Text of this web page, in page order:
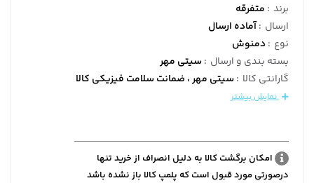
برند : متفرقه
ارسال :آماده ارسال
نوع :دمنوش
بسته بندی و ارسال :سیتی مهر
گارانتی کالا :سیتی مهر ، ضمانت سلامت فیزیکی کالا
نمایش بیشتر
امکان برگشت کالا به دلیل انصراف از خرید تنها
درصورتی مورد قبول است که پلمپ کالا باز نشده باشد